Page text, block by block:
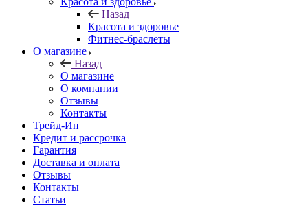
Назад
Красота и здоровье
Фитнес-браслеты
О магазине
Назад
О магазине
О компании
Отзывы
Контакты
Трейд-Ин
Кредит и рассрочка
Гарантия
Доставка и оплата
Отзывы
Контакты
Статьи